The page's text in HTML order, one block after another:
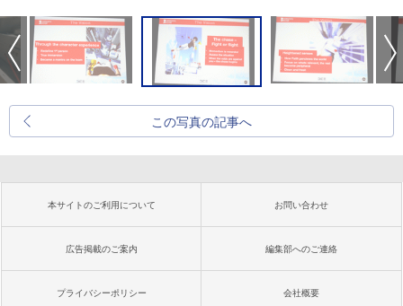
この写真の記事へ
本サイトのご利用について お問い合わせ
広告掲載のご案内 編集部へのご連絡
プライバシーポリシー 会社概要